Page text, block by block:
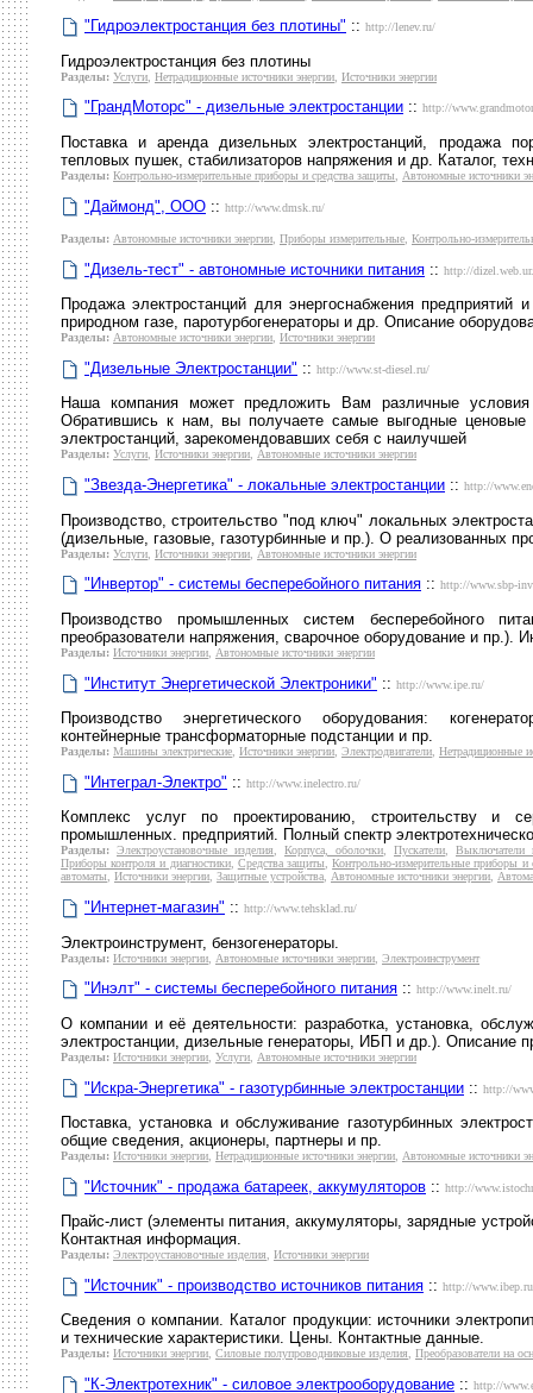
"Гидроэлектростанция без плотины" :: http://lenev.ru/
Гидроэлектростанция без плотины
Разделы: Услуги Нетрадиционные источники энергии Источники энергии
"ГрандМоторс" - дизельные электростанции :: http://
Поставка и аренда дизельных электростанций, продажа
тепловых пушек, стабилизаторов напряжения и др. Каталог,
Разделы: Контрольно-измерительные приборы и средства защиты Автономные источники
"Даймонд", ООО :: http://www.dmsk.ru/
Разделы: Автономные источники энергии Приборы измерительные Контрольно-
"Дизель-тест" - автономные источники питания :: http://
Продажа электростанций для энергоснабжения
природном газе, паротурбогенераторы и др. Описание
Разделы: Автономные источники энергии, Источники энергии
"Дизельные Электростанции" :: http://www.st-diesel.ru/
Наша компания может предложить Вам различные условия
Обратившись к нам, вы получаете самые выгодные
электростанций, зарекомендовавших себя с наилучшей
Разделы: Услуги, Источники энергии, Автономные источники энергии
"Звезда-Энергетика" - локальные электростанции :: http://
Производство, строительство "под ключ" локальных
(дизельные, газовые, газотурбинные и пр.). О реализованных
Разделы: Услуги Источники энергии Автономные источники энергии
"Инвертор" - системы бесперебойного питания :: http://www.sbp-
Производство промышленных систем бесперебойного
преобразователи напряжения, сварочное оборудование и пр.).
Разделы: Источники энергии Автономные источники энергии
"Институт Энергетической Электроники" :: http://www.ipe.ru/
Производство энергетического оборудования:
контейнерные трансформаторные подстанции и пр.
Разделы: Машины электрические Источники энергии Электродвигатели Нетрадиционные
"Интеграл-Электро" :: http://www.inelectro.ru/
Комплекс услуг по проектированию, строительству и
промышленных. предприятий. Полный спектр
Разделы: Электроустановочные изделия, Корпуса, оболочки, Пускатели, Выключатели
Приборы контроля и диагностики, Средства защиты,Контрольно-измерительные приборы и
автоматы, Источники энергии, Защитные устройства, Автономные источники энергии,
"Интернет-магазин" :: http://www.tehsklad.ru/
Электроинструмент, бензогенераторы.
Разделы: Источники энергии Автономные источники энергии Электроинструмент
"Инэлт" - системы бесперебойного питания :: http://www.inelt.ru/
О компании и её деятельности: разработка, установка,
электростанции, дизельные генераторы, ИБП и др.). Описание
Разделы: Источники энергии Услуги Автономные источники энергии
"Искра-Энергетика" - газотурбинные электростанции :: http://
Поставка, установка и обслуживание газотурбинных
общие сведения, акционеры, партнеры и пр.
Разделы: Источники энергии Нетрадиционные источники энергии Автономные источники
"Источник" - продажа батареек, аккумуляторов :: http://
Прайс-лист (элементы питания, аккумуляторы, зарядные
Контактная информация.
Разделы: Электроустановочные изделия Источники энергии
"Источник" - производство источников питания :: http://
Сведения о компании. Каталог продукции: источники
и технические характеристики. Цены. Контактные данные.
Разделы: Источники энергии, Силовые полупроводниковые изделия, Преобразователи на
"К-Электротехник" - силовое электрооборудование :: http://